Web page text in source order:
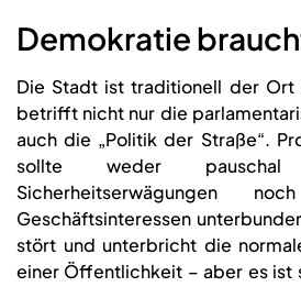
Demokratie
Die Stadt ist traditionell der Ort
betrifft nicht nur die
auch die „Politik der Straße“.
sollte weder
Sicherheitserwägungen
Geschäftsinteressen
stört und unterbricht die
einer Öffentlichkeit – aber es ist